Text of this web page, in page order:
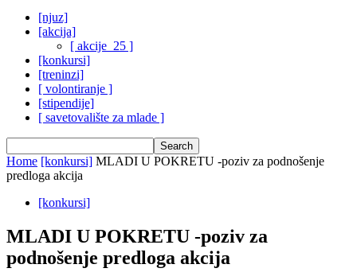
[njuz]
[akcija]
[ akcije_25 ]
[konkursi]
[treninzi]
[ volontiranje ]
[stipendije]
[ savetovalište za mlade ]
Home [konkursi] MLADI U POKRETU -poziv za podnošenje
predloga akcija
[konkursi]
MLADI U POKRETU -poziv za
podnošenje predloga akcija